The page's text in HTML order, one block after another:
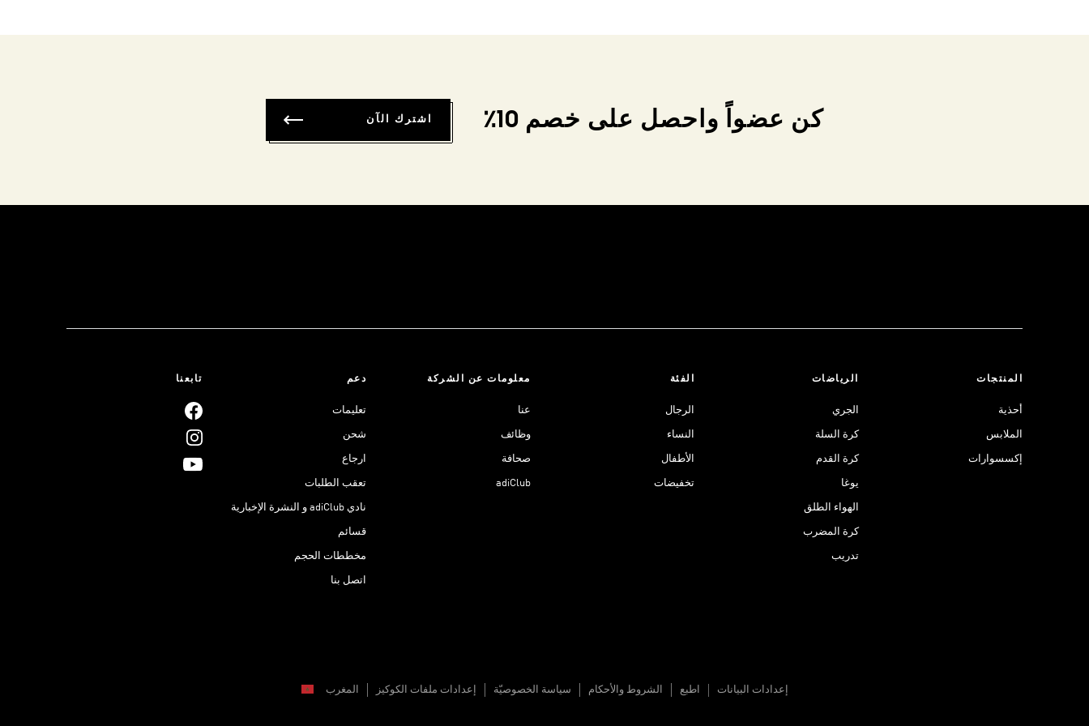
كن عضواً واحصل على خصم 10٪ اشترك الآن
المنتجات
أحذية
الملابس
إكسسوارات
الرياضات
الجري
كرة السلة
كرة القدم
يوغا
الهواء الطلق
كرة المضرب
تدريب
الفئة
الرجال
النساء
الأطفال
تخفيضات
معلومات عن الشركة
عنا
وظائف
صحافة
adiClub
دعم
تعليمات
شحن
ارجاع
تعقب الطلبات
نادي adiClub و النشرة الإخبارية
قسائم
مخططات الحجم
اتصل بنا
تابعنا
إعدادات البيانات المغرب إعدادات ملفات الكوكيز سياسة الخصوصيّة الشروط والأحكام اطبع